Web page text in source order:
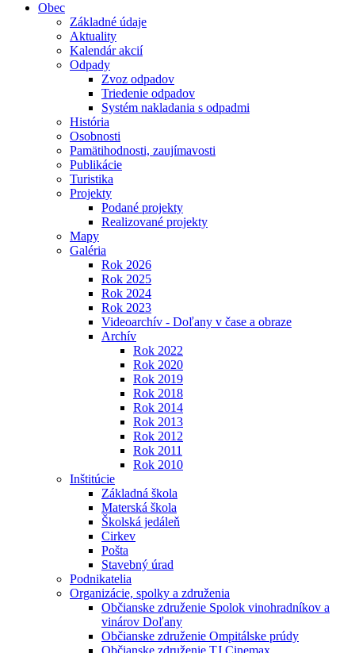
Obec
Základné údaje
Aktuality
Kalendár akcií
Odpady
Zvoz odpadov
Triedenie odpadov
Systém nakladania s odpadmi
História
Osobnosti
Pamätihodnosti, zaujímavosti
Publikácie
Turistika
Projekty
Podané projekty
Realizované projekty
Mapy
Galéria
Rok 2026
Rok 2025
Rok 2024
Rok 2023
Videoarchív - Doľany v čase a obraze
Archív
Rok 2022
Rok 2020
Rok 2019
Rok 2018
Rok 2014
Rok 2013
Rok 2012
Rok 2011
Rok 2010
Inštitúcie
Základná škola
Materská škola
Školská jedáleň
Cirkev
Pošta
Stavebný úrad
Podnikatelia
Organizácie, spolky a združenia
Občianske združenie Spolok vinohradníkov a
vinárov Doľany
Občianske združenie Ompitálske prúdy
Občianske združenie TJ Cinemax